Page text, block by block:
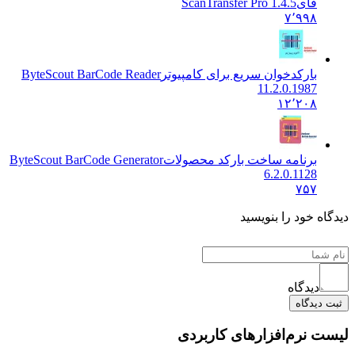
ScanTransfer Pro 1.4.5
بارکدخوان سریع برای کامپیوترByteScout BarCode Reader
11.2.0.1987
۱۲٬۲۰۸
برنامه ساخت بارکد محصولاتByteScout BarCode Generator
6.2.0.1128
خود را بنویسید
نرم‌افزارهای کاربردی